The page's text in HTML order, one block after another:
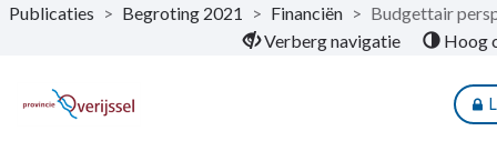
Naar hoofdinhoud
Publicaties > Begroting 2021 > Financiën > Budgettair
Verberg navigatie
Hoog